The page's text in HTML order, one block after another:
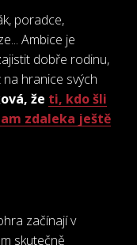
poradce,
Ambice je
dobře rodinu,
na hranice svých
že ti, kdo šli
zdaleka ještě
začínají v
skutečně